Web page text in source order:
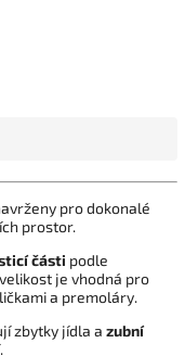
pro dokonalé
prostor.
části podle
je vhodná pro
a premoláry.
zbytky jídla a zubní